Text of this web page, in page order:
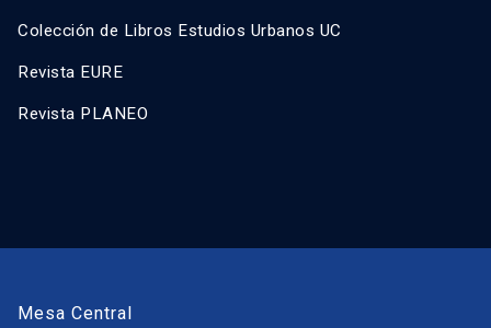
Colección de Libros Estudios Urbanos UC
Revista EURE
Revista PLANEO
Mesa Central